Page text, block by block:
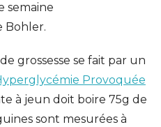
semaine
Bohler.
grossesse se fait par un
Provoquée
à jeun doit boire 75g de
sont mesurées à